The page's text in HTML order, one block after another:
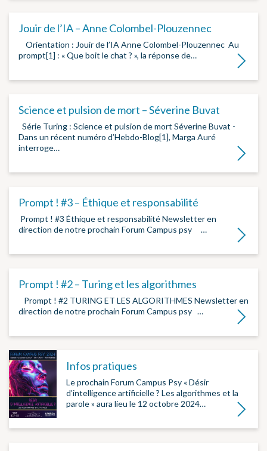
Jouir de l’IA – Anne Colombel-Plouzennec
­ ­ Orientation : Jouir de l’IA Anne Colombel-Plouzennec ­ Au
prompt[1] : « Que boit le chat ? », la réponse de…
Lire la
Science et pulsion de mort – Séverine Buvat
Série Turing : Science et pulsion de mort Séverine Buvat ­
Dans un récent numéro d’Hebdo-Blog[1], Marga Auré
interroge…
Lire la
Prompt ! #3 – Éthique et responsabilité
­ Prompt ! #3 Éthique et responsabilité Newsletter en
direction de notre prochain Forum Campus psy ­ ­ ­…
Lire la
Prompt ! #2 – Turing et les algorithmes
­ Prompt ! #2 TURING ET LES ALGORITHMES Newsletter en
direction de notre prochain Forum Campus psy ­…
Lire la
Infos pratiques
Le prochain Forum Campus Psy « Désir
d’intelligence artificielle ? Les algorithmes et la
parole » aura lieu le 12 octobre 2024…
Lire la